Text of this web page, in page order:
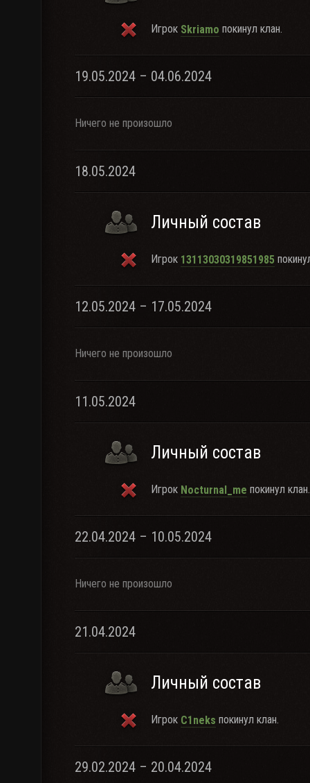
Игрок Skriamo покинул клан.
19.05.2024 – 04.06.2024
Ничего не произошло
18.05.2024
Личный состав
Игрок 13113030319851985
12.05.2024 – 17.05.2024
Ничего не произошло
11.05.2024
Личный состав
Игрок Nocturnal_me покинул клан.
22.04.2024 – 10.05.2024
Ничего не произошло
21.04.2024
Личный состав
Игрок C1neks покинул клан.
29.02.2024 – 20.04.2024